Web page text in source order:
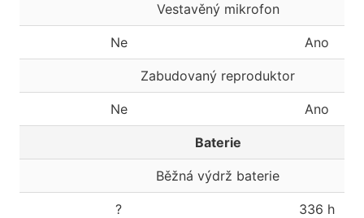
Vestavěný mikrofon
Ne Ano
Zabudovaný reproduktor
Ne Ano
Baterie
Běžná výdrž baterie
? 336 h